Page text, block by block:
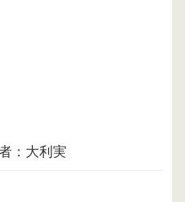
：大利実